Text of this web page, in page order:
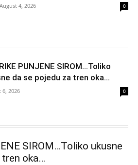
August 4, 2026 0
PUNJENE SIROM…Toliko
da se pojedu za tren oka…
6, 2026 0
SIROM…Toliko ukusne
tren oka…